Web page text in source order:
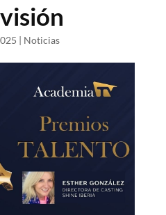
| Noticias